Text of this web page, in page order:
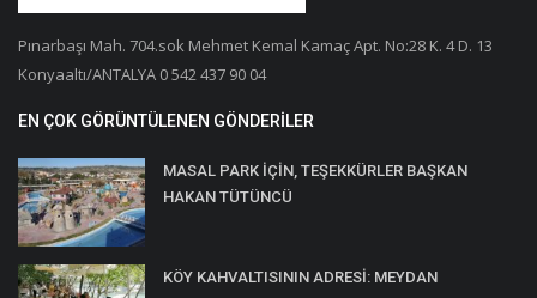
Pınarbaşı Mah. 704.sok Mehmet Kemal Kamaç Apt. No:28 K. 4 D. 13
Konyaaltı/ANTALYA 0 542 437 90 04
EN ÇOK GÖRÜNTÜLENEN GÖNDERILER
MASAL PARK İÇİN, TEŞEKKÜRLER BAŞKAN
HAKAN TÜTÜNCÜ
KÖY KAHVALTISININ ADRESİ: MEYDAN